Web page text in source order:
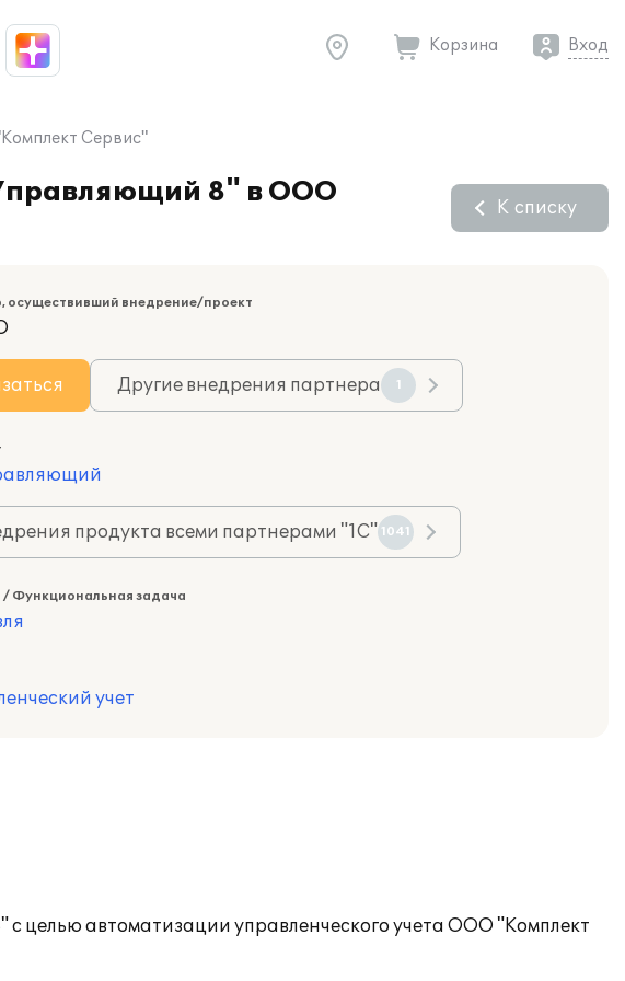
Корзина Вход
Сервис"
8" в ООО
К списку
осуществивший внедрение/проект
Другие внедрения партнера 1
продукта всеми партнерами "1С" 1041
/ Функциональная задача
учет
целью автоматизации управленческого учета ООО "Комплект